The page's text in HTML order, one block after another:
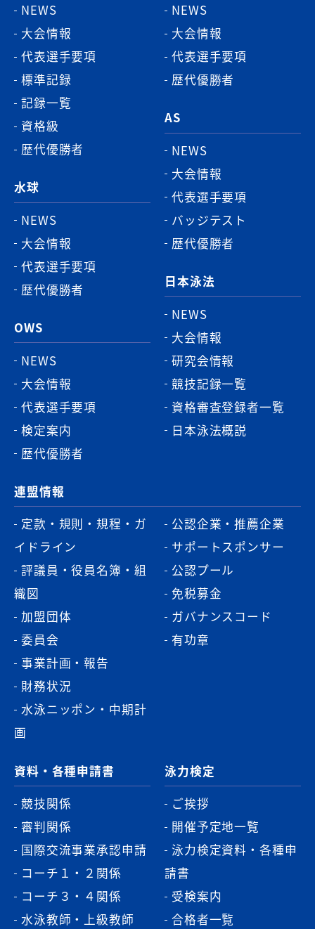
NEWS
大会情報
代表選手要項
標準記録
記録一覧
資格級
歴代優勝者
水球
NEWS
大会情報
代表選手要項
歴代優勝者
OWS
NEWS
大会情報
代表選手要項
検定案内
歴代優勝者
NEWS
大会情報
代表選手要項
歴代優勝者
AS
NEWS
大会情報
代表選手要項
バッジテスト
歴代優勝者
日本泳法
NEWS
大会情報
研究会情報
競技記録一覧
資格審査登録者一覧
日本泳法概説
連盟情報
定款・規則・規程・ガ
イドライン
評議員・役員名簿・組
織図
加盟団体
委員会
事業計画・報告
財務状況
水泳ニッポン・中期計
画
公認企業・推薦企業
サポートスポンサー
公認プール
免税募金
ガバナンスコード
有功章
資料・各種申請書
競技関係
審判関係
国際交流事業承認申請
コーチ１・２関係
コーチ３・４関係
水泳教師・上級教師
泳力検定
ご挨拶
開催予定地一覧
泳力検定資料・各種申
請書
受検案内
合格者一覧